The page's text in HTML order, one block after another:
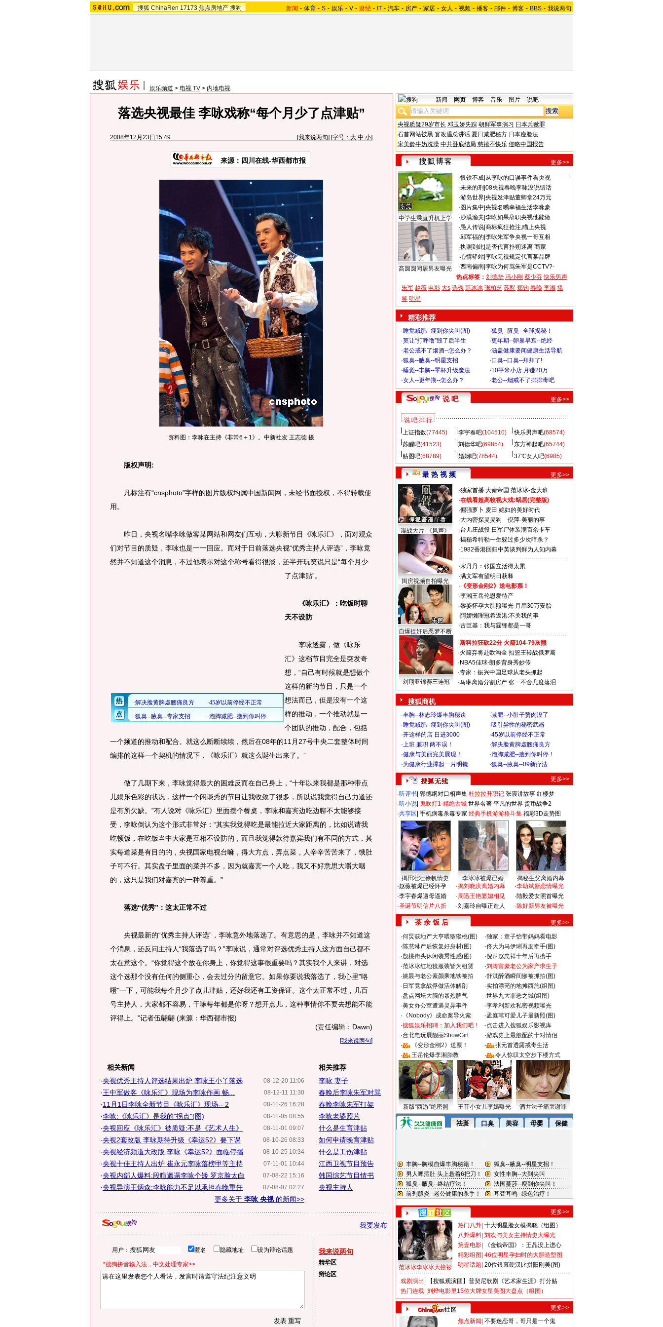
搜狐 ChinaRen 17173 焦点房地产 搜狗 新闻 - 体育 - S - 娱乐 - V - 财经 - IT - 汽车 - 房产 - 家居 - 女人 - 视频 - 播客 - 邮件 - 博客 - BBS - 我说两句
娱乐频道 > 电视 TV > 内地电视
落选央视最佳 李咏戏称“每个月少了点津贴”
2008年12月23日15:49 [我来说两句] [字号： 大 中 小]
来源：四川在线-华西都市报
资料图：李咏在主持《非常6＋1》。中新社发 王志德 摄
版权声明:
凡标注有“cnsphoto”字样的图片版权均属中国新闻网，未经书面授权，不得转载使
用。
昨日，央视名嘴李咏做客某网站和网友们互动，大聊新节目《咏乐汇》，面对观众
们对节目的质疑，李咏也是一一回应。而对于日前落选央视“优秀主持人评选”，李咏竟
然并不知道这个消息，不过他表示对这个称号看得很淡，还半开玩笑说只是“每个月少
了点津贴”。
《咏乐汇》：吃饭时聊
天不设防
李咏透露，做《咏乐
汇》这档节目完全是突发奇
想，“自己有时候就是想做个
这样的新的节目，只是一个
想法而已，但是没有一个这
样的推动，一个推动就是一
个团队的推动，配合，包括
一个频道的推动和配合。就这么断断续续，然后在08年的11月27号中央二套整体时间
编排的这样一个契机的情况下，《咏乐汇》就这么诞生出来了。”
做了几期下来，李咏觉得最大的困难反而在自己身上，“十年以来我都是那种带点
儿娱乐色彩的状况，这样一个闲谈秀的节目让我收敛了很多，所以说我觉得自己力道还
是有所欠缺。”有人说对《咏乐汇》里面摆个餐桌，李咏和嘉宾边吃边聊不太能够接
受，李咏倒认为这个形式非常好：“其实我觉得吃是最能拉近大家距离的，比如说请我
吃顿饭，在吃饭当中大家是互相不设防的，而且我觉得款待嘉宾我们有不同的方式，其
实每道菜是有目的的，央视国家电视台嘛，得大方点，弄点菜，人辛辛苦苦来了，饿肚
子可不行。其实盘子里面的菜并不多，因为就嘉宾一个人吃，我又不好意思大嚼大咽
的，这只是我们对嘉宾的一种尊重。”
落选“优秀”：这太正常不过
央视最新的“优秀主持人评选”，李咏意外地落选了。有意思的是，李咏并不知道这
个消息，还反问主持人“我落选了吗？”李咏说，通常对评选优秀主持人这方面自己都不
太在意这个。“你觉得这个放在你身上，你觉得这事很重要吗？其实我个人来讲，对选
这个选那个没有任何的侧重心，会去过分的留意它。如果你要说我落选了，我心里"咯
噔"一下，可能我每个月少了点儿津贴，还好我还有工资保证。这个太正常不过，几百
号主持人，大家都不容易，干嘛每年都是你呀？想开点儿，这种事情你不要去想能不能
评得上。”记者伍翩翩 (来源：华西都市报)
(责任编辑：Dawn)
[我来说两句]
相关新闻
08-12-20 11:06
·央视优秀主持人评选结果出炉 李咏王小丫落选
08-12-11 11:30
·王中军做客《咏乐汇》现场为李咏作画 畅...
08-11-26 16:28
·11月1日李咏全新节目《咏乐汇》现场-- 2
08-11-05 08:55
·李咏:《咏乐汇》是我的"拐点"(图)
08-11-01 09:07
·央视回应《咏乐汇》被质疑:不是《艺术人生》
08-10-26 08:33
·央视2套改版 李咏期待升级《幸运52》要下课
08-10-25 10:34
·央视经济频道大改版 李咏《幸运52》面临停播
07-11-01 10:44
·央视十佳主持人出炉 崔永元李咏落榜甲等主持
07-08-22 15:16
·央视内部人爆料:段暄邋遢李咏个矮 罗京脸太白
07-08-07 02:27
·央视导演王炳森:李咏能力不足以承担春晚重任
更多关于 李咏 央视的新闻>>
相关推荐
李咏 妻子
春晚后李咏朱军对骂
春晚李咏朱军打架
李咏老婆照片
什么是生育津贴
如何申请晚育津贴
什么是工伤津贴
江西卫视节目预告
韩国综艺节目情书
央视主持人
我要发布
用户： 匿名 隐藏地址 设为辩论话题
*搜狗拼音输入法，中文处理专家>>
我来说两句
精华区
辩论区
新闻 网页 博客 音乐 图片 说吧
央视质疑29岁市长 邓玉娇失踪 朝鲜军事演习 日本兵赎罪
石首网站被黑 篡改温总讲话 夏日减肥秘方 日本瘦脸法
宋美龄牛奶洗澡 中共卧底结局 慈禧不快乐 侵略中国报告
更多>>
中学生乘直升机上学
高圆圆同居男友曝光
·恨铁不成| 从李咏的口误事件看央视
·未来的刑 08央视春晚李咏没说错话
·游岛世界| 央视发津贴董卿拿24万元
· 图片集中 央视名嘴幸福生活李咏豪
·沙漠渔夫 李咏如果辞职央视他能做
·愚人传说| 商标疯狂抢注,瞄上央视
·邱军福的 李咏朱军争央视一哥互相
·执照到此| 是否代言扑朔迷离 商家
·心情驿站| 李咏无视规定代言某品牌
·西南偏南| 李咏为何骂朱军是CCTV?-
热点标签： 刘德华 冯小刚 蔡少芬 快乐男声
朱军 赵薇 电影 大s 选秀 范冰冰 张柏芝 苏醒 郑钧 春晚 李湘 搞
笑 明星
精彩推荐
·睡觉减肥--瘦到你尖叫(图) ·狐臭--腋臭--全球揭秘！
·莫让“打呼噜”毁了后半生 ·更年期--卵巢早衰--绝经
·老公戒不了烟酒--怎么办？ ·涵盖健康要闻健康生活导航
·狐臭--腋臭--明星支招 ·口臭--口臭--拜拜了!
·睡觉--丰胸--罩杯升级魔法 ·10平米小店 月赚20万
·女人--更年期--怎么办？ ·老公--烟戒不了排排毒吧
说 吧 更多>>
说 吧 排 行
上证指数(77445) 李宇春吧(104510) 快乐男声吧(68574)
苏醒吧(41523) 刘德华吧(69854) 东方神起吧(65744)
贴图吧(68789) 婚姻吧(78544) 37℃女人吧(6985)
最 热 视 频 更多>>
谍战大片-《风声》
闺房视频自拍曝光
自爆捉奸后恶梦不断
·独家首播:大秦帝国 范冰冰-金大班
·在线看超高收视大戏:蜗居(完整版)
·倔强萝卜 麦田 媳妇的美好时代
·大内密探灵灵狗
倪萍-美丽的事
·台儿庄战役 日军尸体装满百余卡车
·揭秘希特勒一生躲过多少次暗杀？
·1982香港回归中英谈判鲜为人知内幕
·宋丹丹：张国立活得太累
·满文军有望明日获释
· 《变形金刚2》送电影票！
·李湘王岳伦恩爱待产
·黎姿怀孕大肚照曝光 月用30万安胎
·阿娇懒理冠希返港:不关我的事
·古巨基：我与霆锋都是一哥
刘翔亚锦赛三连冠
·斯科拉狂砍22分 火箭104-79灰熊
·火箭弃将赴欧淘金 扣篮王转战俄罗斯
· NBA5佳球-朗多背身秀妙传
·专家：振兴中国足球从老头抓起
·马琳离婚分割房产 张一不舍几度落泪
搜狐商机
·丰胸--林志玲爆丰胸秘诀 ·减肥--小肚子赘肉没了
·睡觉减肥--瘦到你尖叫(图) ·吸引异性的秘密武器
·开这样的店 日进3000 ·45岁以前停经不正常
·上班 兼职 两不误！ ·解决脸黄脾虚腰痛良方
·健康与美丽完美展现！ ·泡脚减肥--瘦到你叫停！
·为健康行业撑起一片明镜 ·狐臭--腋臭--09新疗法
更多>>
·听评书 郭德纲对口相声集 杜拉拉升职记 张震讲故事 红楼梦
·听小说 鬼吹灯1-精绝古城 世界名著 平凡的世界 货币战争2
·共享区 手机病毒杀毒专家 经典手机游游格斗集 福彩3D走势图
揭田壮壮徐帆情史 李冰冰被爆已婚
揭秘生父离婚内幕
·赵薇被爆已经怀孕
·李宇春爆遭母逼婚
·圣诞节明信片八折
·揭刘晓庆离婚内幕
·周迅王艳婆媳相见
·刘嘉玲自曝正造人
·李幼斌新恋情曝光
·陆毅爱女照首曝光
·陈好新男友被曝光
茶 余 饭 后
更多>>
·何炅获地产大亨喂猕猴桃(图) ·独家：章子怡带妈妈看电影
·陈慧琳产后恢复好身材(图) ·佟大为马伊琍再度牵手(图)
·殷桃街头休闲装秀性感(图) ·倪萍赵忠祥十年后再携手
·范冰冰红地毯服装皆为租赁 ·刘涛富豪老公为家产求生子
·姚晨与老公素颜乘地铁被拍 ·舒淇醉酒瞬间惨被抓拍(图)
· 日军竟拿战俘做活体解剖 ·实拍漂亮的地摊西施(组图)
·盘点网坛大腕的暴烈脾气 ·世界九大罪恶之城(组图)
·美女办公室遭遇灵异事件 ·李孝利新欢私密视频曝光
· 《Nobody》成命案导火索 ·孟庭苇可爱儿子最新照(图)
·搜狐娱乐招聘：加入我们吧！ ·点击进入搜狐娱乐影视库
·台北电玩展靓丽ShowGirl ·游戏史上最般配的十对情侣
·
《变形金刚2》送票！ ·
张元首透露戒毒生活
·
王岳伦爆李湘胎教 · 令人惊叹太空步下楼方式
新版“西游”绝密照 王菲小女儿李嫣曝光 酒井法子痛哭谢罪
更多>>
范冰冰李冰冰大撞衫
热门八卦 十大明星脸女模揭晓（组图）
八卦爆料 刘欢与美女主持情史大曝光
第壹电影
《金钱帝国》：王晶没上进心
精彩组图 46位明星孕妇时的大胆造型图
明星话题 20位银幕硬汉比拼阳刚美(图)
戏剧演出
【搜狐观演团】普契尼歌剧《艺术家生涯》打分贴
热门连载 刘烨电影里15位大牌女星美图大盘点（组图）
更多>>
焦点新闻 不要迷恋哥，哥只是一个鬼